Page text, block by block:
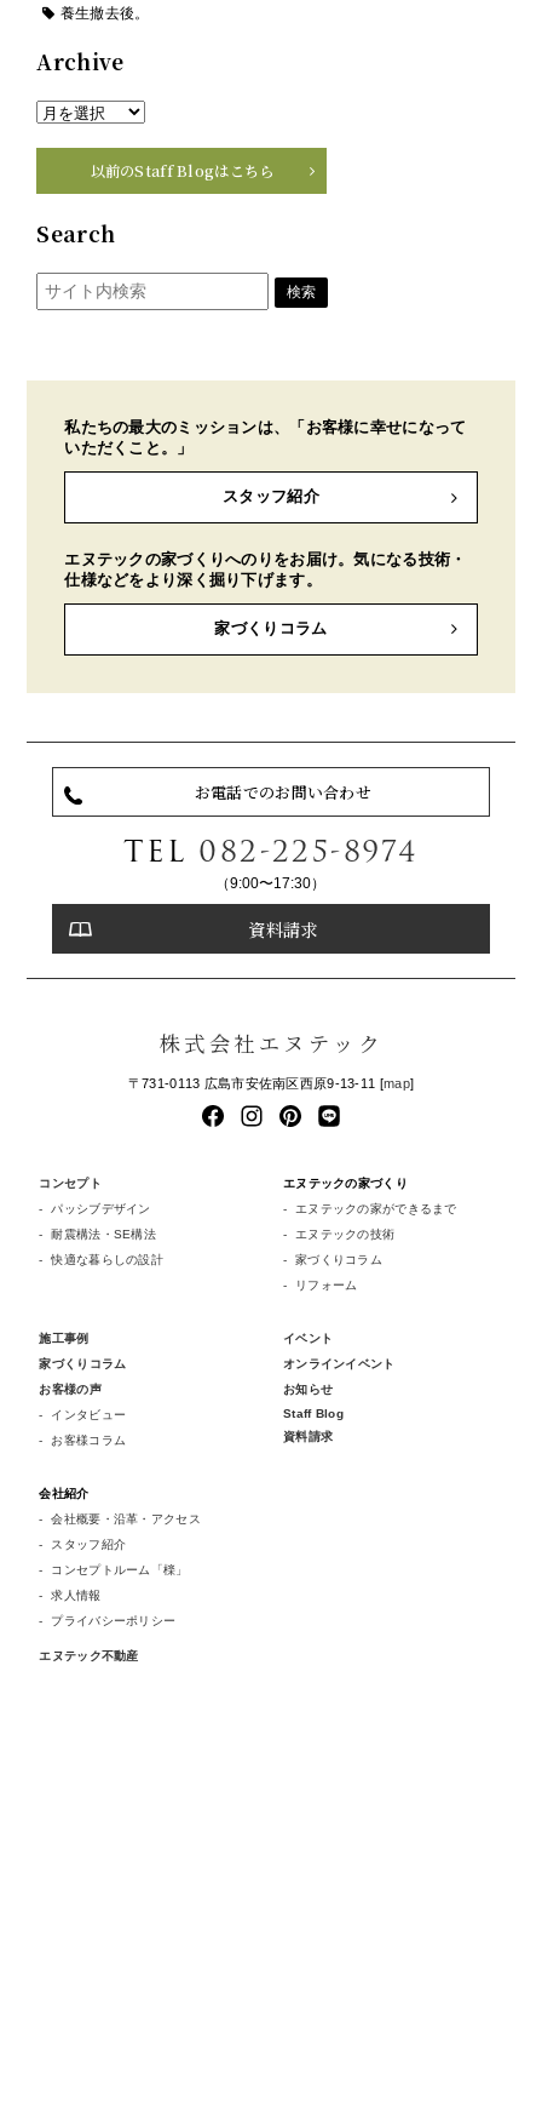
養生撤去後。
Archive
以前のStaff Blogはこちら
Search
私たちの最大のミッションは、「お客様に幸せになって
いただくこと。」
スタッフ紹介
エヌテックの家づくりへのりをお届け。気になる技術・
仕様などをより深く掘り下げます。
家づくりコラム
お電話でのお問い合わせ
TEL 082-225-8974
（9:00〜17:30）
資料請求
株式会社エヌテック
〒731-0113 広島市安佐南区西原9-13-11 [map]
コンセプト
パッシブデザイン
耐震構法・SE構法
快適な暮らしの設計
エヌテックの家づくり
エヌテックの家ができるまで
エヌテックの技術
家づくりコラム
リフォーム
施工事例
家づくりコラム
お客様の声
インタビュー
お客様コラム
イベント
オンラインイベント
お知らせ
Staff Blog
資料請求
会社紹介
会社概要・沿革・アクセス
スタッフ紹介
コンセプトルーム「檪」
求人情報
プライバシーポリシー
エヌテック不動産